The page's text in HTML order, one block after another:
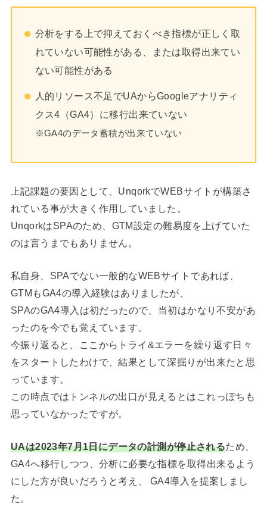
分析をする上で抑えておくべき指標が正しく取
れていない可能性がある、または取得出来てい
ない可能性がある
人的リソース不足でUAからGoogleアナリティ
クス4（GA4）に移行出来ていない
※GA4のデータ蓄積が出来ていない
上記課題の要因として、UnqorkでWEBサイトが構築さ
れている事が大きく作用していました。
UnqorkはSPAのため、GTM設定の難易度を上げていた
のは言うまでもありません。
私自身、SPAでない一般的なWEBサイトであれば、
GTMもGA4の導入経験はありましたが、
SPAのGA4導入は初だったので、当初はかなり不安があ
ったのを今でも覚えています。
今振り返ると、ここからトライ&エラーを繰り返す日々
をスタートしたわけで、結果として深掘りが出来たと思
っています。
この時点ではトンネルの出口が見えるとはこれっぽちも
思っていなかったですが。
UAは2023年7月1日にデータの計測が停止されるため、
GA4へ移行しつつ、分析に必要な指標を取得出来るよう
にした方が良いだろうと考え、 GA4導入を提案しまし
た。